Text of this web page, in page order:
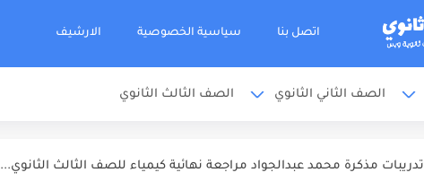
اتصل بنا سياسية الخصوصية الارشيف
الصف الثاني الثانوي الصف الثالث الثانوي
ملخص المنهج مذكرة محمد عبدالجواد مراجعة نهائية كيمياء للصف الثالث...
تدريبات مذكرة محمد عبدالجواد مراجعة نهائية كيمياء للصف الثالث الثانوي...